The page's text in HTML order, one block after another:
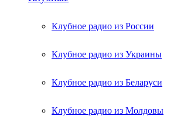
Клубное радио из России
Клубное радио из Украины
Клубное радио из Беларуси
Клубное радио из Молдовы